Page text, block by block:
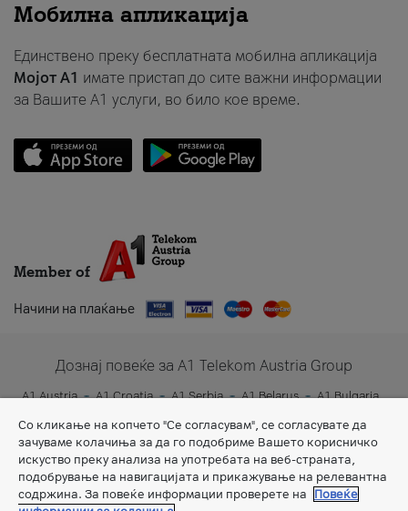
Мобилна апликација
Единствено преку бесплатната мобилна апликација
Мојот A1 имате пристап до сите важни информации
за Вашите A1 услуги, во било кое време.
Member of
Начини на плаќање
Дознај повеќе за A1 Telekom Austria Group
A1 Austria A1 Croatia A1 Serbia A1 Belarus
A1 Bulgaria
Со кликање на копчето "Се согласувам", се согласувате да
зачуваме колачиња за да го подобриме Вашето корисничко
искуство преку анализа на употребата на веб-страната,
подобрување на навигацијата и прикажување на релевантна
содржина. За повеќе информации проверете на
Повеќе